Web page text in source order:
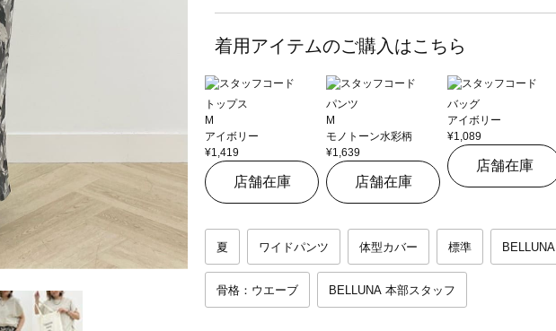
着用アイテムのご購入はこちら
トップス
M
アイボリー
¥1,419
店舗在庫
パンツ
M
モノトーン水彩柄
¥1,639
店舗在庫
バッグ
アイボリー
¥1,089
店舗在庫
夏 ワイドパンツ 体型カバー 標準 BELLUNA
骨格：ウエーブ BELLUNA 本部スタッフ